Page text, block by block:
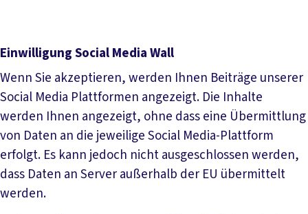
Einwilligung Social Media Wall
Wenn Sie akzeptieren, werden Ihnen Beiträge unserer
Social Media Plattformen angezeigt. Die Inhalte
werden Ihnen angezeigt, ohne dass eine Übermittlung
von Daten an die jeweilige Social Media-Plattform
erfolgt. Es kann jedoch nicht ausgeschlossen werden,
dass Daten an Server außerhalb der EU übermittelt
werden.